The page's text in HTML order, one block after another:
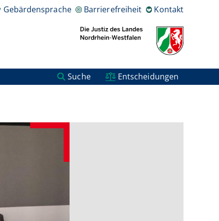
Gebärdensprache Barrierefreiheit Kontakt
Suche Entscheidungen